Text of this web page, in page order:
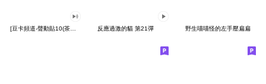
反應過激的貓 第21彈 野生喵喵怪的左手壓扁扁